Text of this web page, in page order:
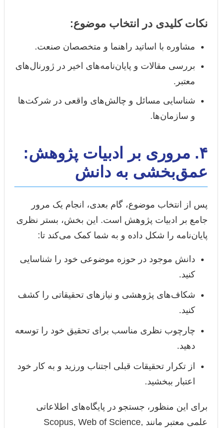
نکات کلیدی در انتخاب موضوع:
مشاوره با اساتید راهنما و متخصصان صنعت.
بررسی مقالات و پایان‌نامه‌های اخیر در ژورنال‌های
معتبر.
شناسایی مسائل و چالش‌های واقعی در شرکت‌ها
و سازمان‌ها.
۴. مروری بر ادبیات پژوهش:
عمق‌بخشی به دانش
پس از انتخاب موضوع، گام بعدی، انجام یک مرور
جامع بر ادبیات پژوهش است. این بخش، بستر نظری
پایان‌نامه را شکل داده و به شما کمک می‌کند تا:
دانش موجود در حوزه موضوعی خود را شناسایی
کنید.
شکاف‌های پژوهشی و نیازهای تحقیقاتی را کشف
کنید.
چارچوب نظری مناسب برای تحقیق خود را توسعه
دهید.
از تکرار تحقیقات قبلی اجتناب ورزید و به کار خود
اعتبار ببخشید.
برای این منظور، جستجو در پایگاه‌های اطلاعاتی
علمی معتبر مانند Scopus, Web of Science,